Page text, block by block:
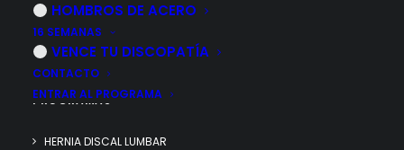
HOMBROS DE ACERO
16 SEMANAS
VENCE TU DISCOPATÍA
CONTACTO
ENTRAR AL PROGRAMA
PROGRAMAS
HERNIA DISCAL LUMBAR